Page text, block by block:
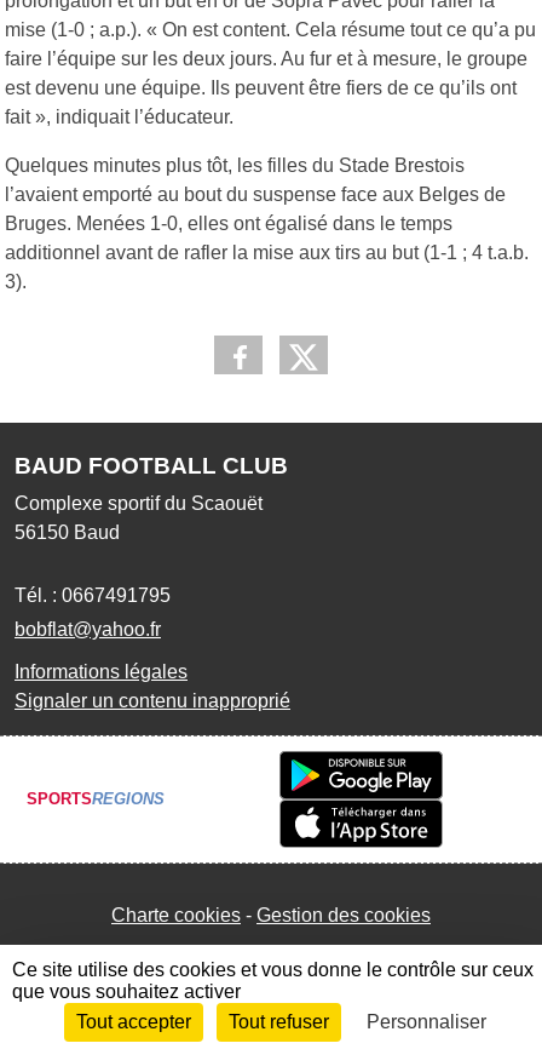
mise (1-0 ; a.p.). « On est content. Cela résume tout ce qu’a pu
faire l’équipe sur les deux jours. Au fur et à mesure, le groupe
est devenu une équipe. Ils peuvent être fiers de ce qu’ils ont
fait », indiquait l’éducateur.
Quelques minutes plus tôt, les filles du Stade Brestois
l’avaient emporté au bout du suspense face aux Belges de
Bruges. Menées 1-0, elles ont égalisé dans le temps
additionnel avant de rafler la mise aux tirs au but (1-1 ; 4 t.a.b.
3).
BAUD FOOTBALL CLUB
Complexe sportif du Scaouët
56150 Baud
Tél. : 0667491795
bobflat@yahoo.fr
Informations légales
Signaler un contenu inapproprié
SPORTSREGIONS
Charte cookies Gestion des cookies
Envie de participer ? Connexion
Ce site utilise des cookies et vous donne le contrôle sur ceux
que vous souhaitez activer
Tout accepter
Tout refuser Personnaliser